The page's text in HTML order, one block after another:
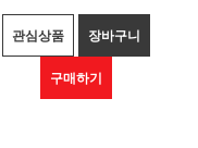
관심상품 장바구니
구매하기